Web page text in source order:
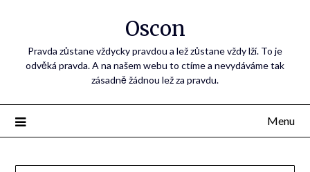
Oscon
Pravda zůstane vždycky pravdou a lež zůstane vždy lží. To je
odvěká pravda. A na našem webu to ctíme a nevydáváme tak
zásadně žádnou lež za pravdu.
Menu